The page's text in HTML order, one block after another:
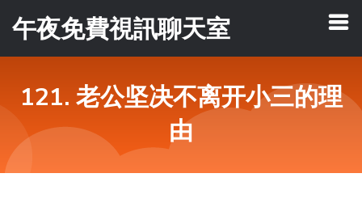
午夜免費視訊聊天室
121. 老公坚决不离开小三的理
由